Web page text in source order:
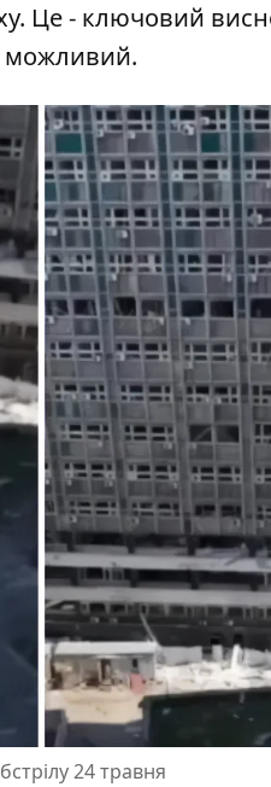
Це - ключовий
можливий.
24 травня